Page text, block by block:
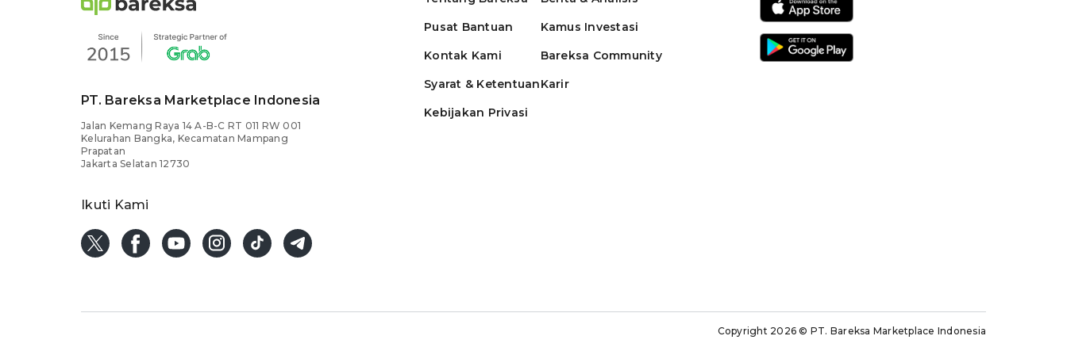
PT. Bareksa Marketplace Indonesia
Jalan Kemang Raya 14 A-B-C RT 011 RW 001
Kelurahan Bangka, Kecamatan Mampang
Prapatan
Jakarta Selatan 12730
Ikuti Kami
Pusat Bantuan
Kontak Kami
Syarat & Ketentuan
Kebijakan Privasi
Kamus Investasi
Bareksa Community
Karir
Copyright 2026© PT. Bareksa Marketplace Indonesia